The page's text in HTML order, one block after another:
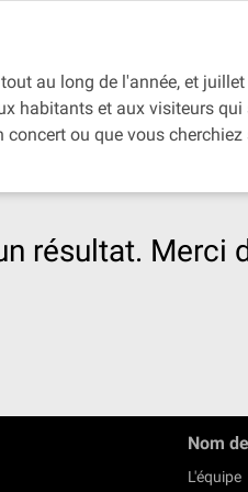
au long de l'année, et
habitants et aux visiteurs
ou que vous
résultat. Merci
Nom
L'équipe